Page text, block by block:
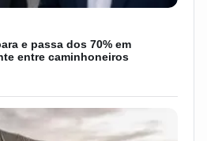
e passa dos 70% em
entre caminhoneiros